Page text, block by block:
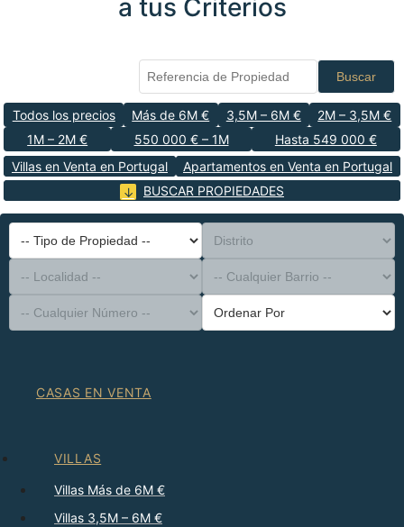
a tus Criterios
Buscar
Todos los precios Más de 6M € 3,5M – 6M €
2M – 3,5M €
1M – 2M €
550 000 € – 1M
Hasta 549 000 €
Villas en Venta en Portugal
Apartamentos en Venta en Portugal
BUSCAR PROPIEDADES
-- Tipo de Propiedad --
Distrito
-- Localidad --
-- Cualquier Barrio --
-- Cualquier Número --
Ordenar Por
CASAS EN VENTA
VILLAS
Villas Más de 6M €
Villas 3,5M – 6M €